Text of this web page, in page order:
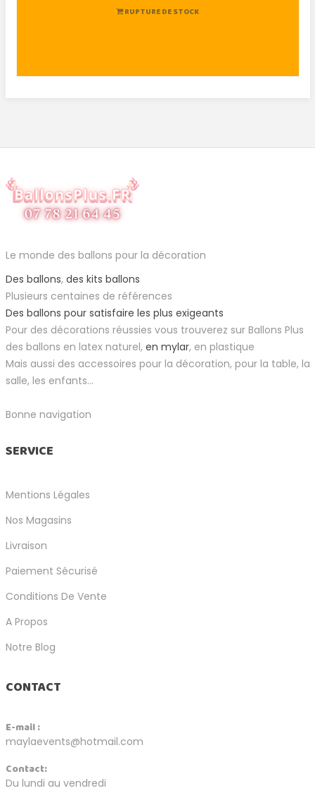
RUPTURE DE STOCK
Le monde des ballons pour la décoration
Des ballons, des kits ballons
Plusieurs centaines de références
Des ballons pour satisfaire les plus exigeants
Pour des décorations réussies vous trouverez sur Ballons Plus
des ballons en latex naturel, en mylar, en plastique
Mais aussi des accessoires pour la décoration, pour la table, la
salle, les enfants...
Bonne navigation
SERVICE
Mentions Légales
Nos Magasins
Livraison
Paiement Sécurisé
Conditions De Vente
A Propos
Notre Blog
CONTACT
E-mail :
maylaevents@hotmail.com
Contact:
Du lundi au vendredi